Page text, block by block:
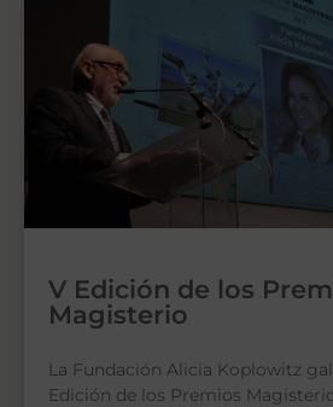
V Edición de los
Magisterio
La Fundación Alicia Koplowitz
Edición de los Premios